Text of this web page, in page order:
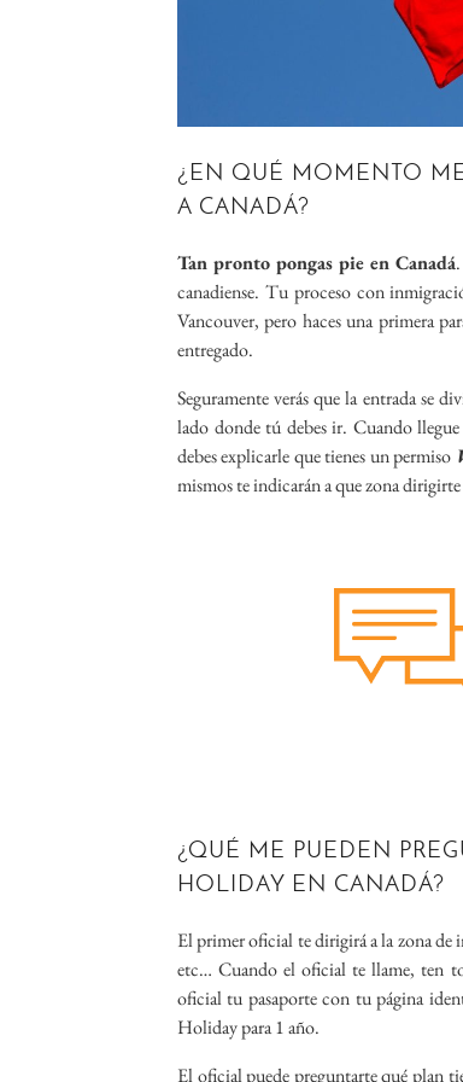
¿EN QUÉ MOMENTO
A CANADÁ?
Tan pronto pongas pie en Canadá
canadiense. Tu proceso con
Vancouver, pero haces una primera
entregado.
Seguramente verás que la entrada se
lado donde tú debes ir. Cuando
debes explicarle que tienes un permiso
mismos te indicarán a que zona
¿QUÉ ME PUEDEN
HOLIDAY EN CANADÁ?
El primer oficial te dirigirá a la zona de
etc… Cuando el oficial te llame, ten
oficial tu pasaporte con tu página
Holiday para 1 año.
El oficial puede preguntarte qué plan